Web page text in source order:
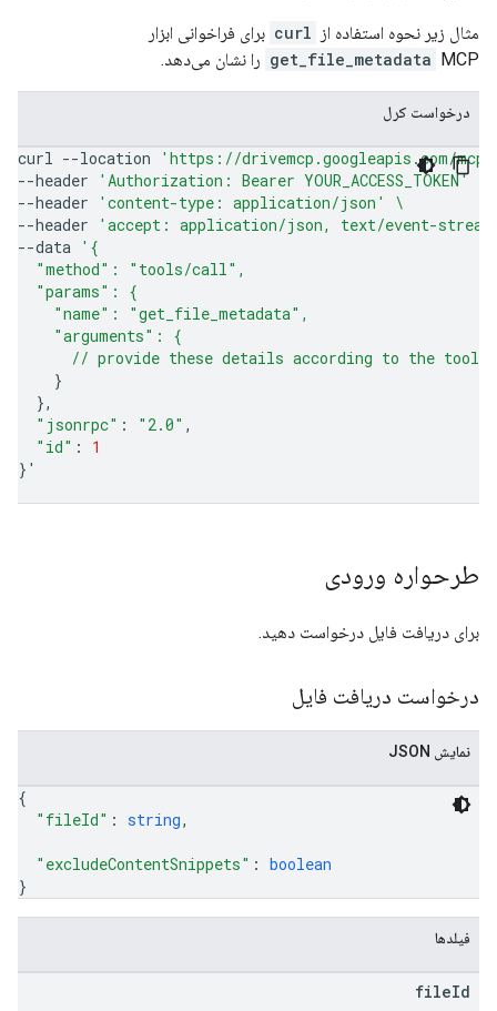
مثال زیر نحوه استفاده از curl برای فراخوانی ابزار
get_file_metadata MCP را نشان می‌دهد.
درخواست کرل
curl --location
'https://drivemcp.googleapis.com/
--header
'Authorization: Bearer YOUR_ACCESS_TOKEN'
--header
'content-type: application/json'
\
--header
'accept: application/json, text/event-
--data '{
  "method": "tools/call",
  "params": {
    "name": "get_file_metadata",
    "arguments": {
      // provide these details according to the tool'
}
}
"jsonrpc" : "2.0"
"id" :
1
} '
طرحواره ورودی
برای دریافت فایل درخواست دهید.
درخواست دریافت فایل
نمایش JSON
{
"fileId" : string,
"excludeContentSnippets" : boolean
}
فیلدها
fileId